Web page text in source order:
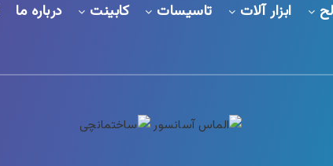
ابزار آلات تاسیسات کابینت درباره ما